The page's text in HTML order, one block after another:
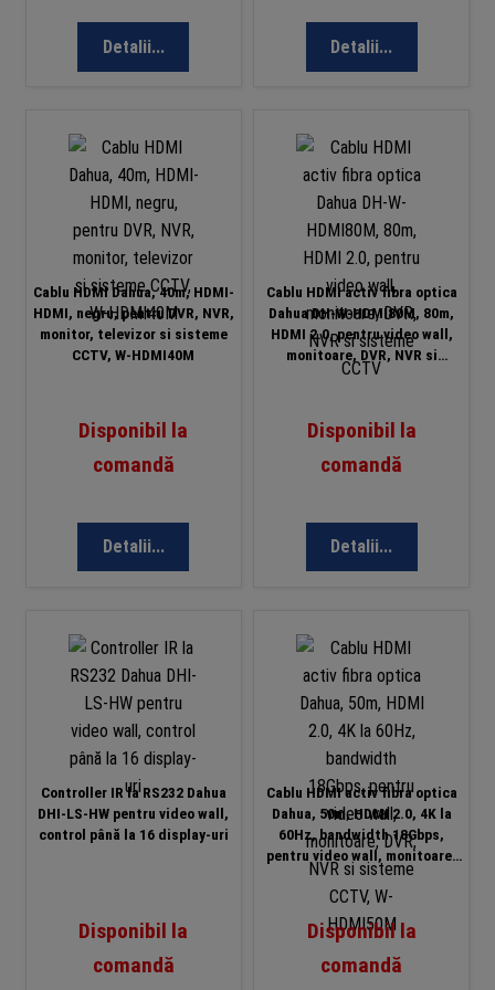
Detalii... Detalii...
Cablu HDMI Dahua, 40m, HDMI-
HDMI, negru, pentru DVR, NVR,
monitor, televizor si sisteme
CCTV, W-HDMI40M
Disponibil la
comandă
Detalii...
Cablu HDMI activ fibra optica
Dahua DH-W-HDMI80M, 80m,
HDMI 2.0, pentru video wall,
monitoare, DVR, NVR si
sisteme CCTV
Disponibil la
comandă
Detalii...
Controller IR la RS232 Dahua
DHI-LS-HW pentru video wall,
control până la 16 display-uri
Disponibil la
comandă
Cablu HDMI activ fibra optica
Dahua, 50m, HDMI 2.0, 4K la
60Hz, bandwidth 18Gbps,
pentru video wall, monitoare,
DVR, NVR si sisteme CCTV, W-
HDMI50M
Disponibil la
comandă